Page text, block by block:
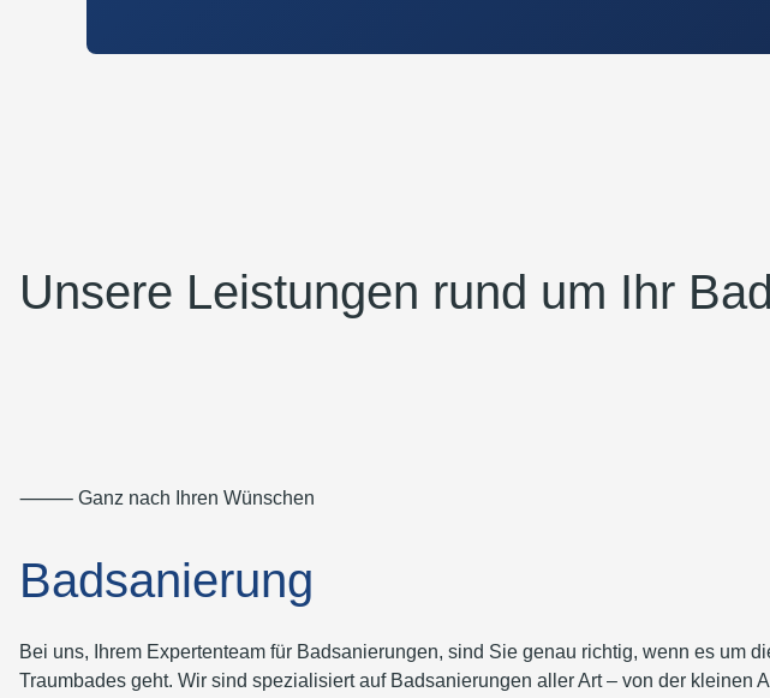
Unsere Leistungen rund um Ihr
⸻ Ganz nach Ihren Wünschen
Badsanierung
Bei uns, Ihrem Expertenteam für Badsanierungen, sind Sie genau richtig, wenn es um
Traumbades geht. Wir sind spezialisiert auf Badsanierungen aller Art – von der kleinen